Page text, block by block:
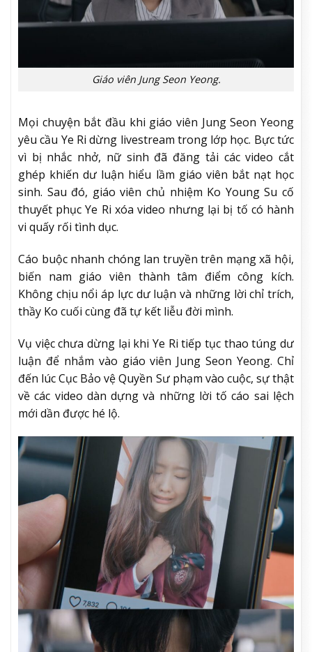
Giáo viên Jung Seon Yeong.
Mọi chuyện bắt đầu khi giáo viên Jung Seon Yeong
yêu cầu Ye Ri dừng livestream trong lớp học. Bực tức
vì bị nhắc nhở, nữ sinh đã đăng tải các video cắt
ghép khiến dư luận hiểu lầm giáo viên bắt nạt học
sinh. Sau đó, giáo viên chủ nhiệm Ko Young Su cố
thuyết phục Ye Ri xóa video nhưng lại bị tố có hành
vi quấy rối tình dục.
Cáo buộc nhanh chóng lan truyền trên mạng xã hội,
biến nam giáo viên thành tâm điểm công kích.
Không chịu nổi áp lực dư luận và những lời chỉ trích,
thầy Ko cuối cùng đã tự kết liễu đời mình.
Vụ việc chưa dừng lại khi Ye Ri tiếp tục thao túng dư
luận để nhắm vào giáo viên Jung Seon Yeong. Chỉ
đến lúc Cục Bảo vệ Quyền Sư phạm vào cuộc, sự thật
về các video dàn dựng và những lời tố cáo sai lệch
mới dần được hé lộ.